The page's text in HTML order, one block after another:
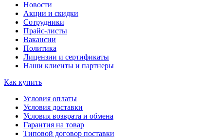
Новости
Акции и скидки
Сотрудники
Прайс-листы
Вакансии
Политика
Лицензии и сертификаты
Наши клиенты и партнеры
Как купить
Условия оплаты
Условия доставки
Условия возврата и обмена
Гарантия на товар
Типовой договор поставки